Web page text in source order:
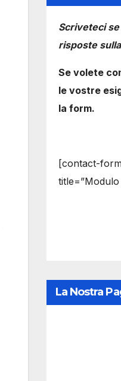
Scriveteci
risposte
Se volete
le vostre
la form.
[contact-
La Nostra